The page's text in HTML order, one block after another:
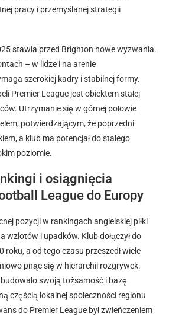
pracy i przemyślanej strategii
stawia przed Brighton nowe wyzwania.
– w lidze i na arenie
szerokiej kadry i stabilnej formy.
Premier League jest obiektem stałej
Utrzymanie się w górnej połowie
potwierdzającym, że poprzedni
a klub ma potencjał do stałego
poziomie.
i osiągnięcia
League do Europy
pozycji w rankingach angielskiej piłki
wzlotów i upadków. Klub dołączył do
roku, a od tego czasu przeszedł wiele
pnąc się w hierarchii rozgrywek.
swoją tożsamość i bazę
częścią lokalnej społeczności regionu
do Premier League był zwieńczeniem